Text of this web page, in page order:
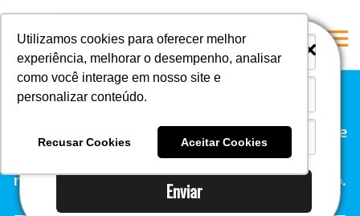
Enviar
Utilizamos cookies para oferecer melhor
experiência, melhorar o desempenho, analisar
como você interage em nosso site e
personalizar conteúdo.
Recusar Cookies Aceitar Cookies
i
i
A Mastersul
Quer receber conteúdo relevante diretamente
na sua caixa de entrada? Inscreva-se em
nossa newsletter e esteja sempre por dentro.